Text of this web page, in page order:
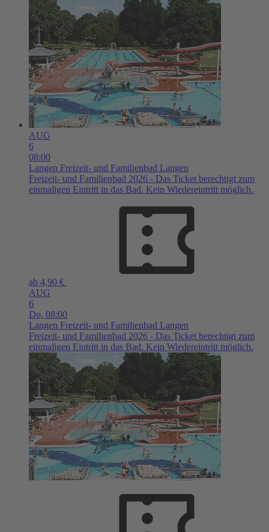
AUG
6
08:00
Langen Freizeit- und Familienbad Langen
Freizeit- und Familienbad 2026 - Das Ticket berechtigt zum
einmaligen Eintritt in das Bad. Kein Wiedereintritt möglich.
ab 4,90 €
AUG
6
Do, 08:00
Langen Freizeit- und Familienbad Langen
Freizeit- und Familienbad 2026 - Das Ticket berechtigt zum
einmaligen Eintritt in das Bad. Kein Wiedereintritt möglich.